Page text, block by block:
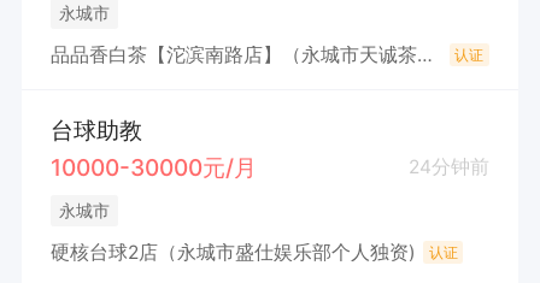
永城市
品品香白茶【沱滨南路店】（永城市天诚茶叶商行） 认证
台球助教
10000-30000元/月
24分钟前
永城市
硬核台球2店（永城市盛仕娱乐部个人独资) 认证